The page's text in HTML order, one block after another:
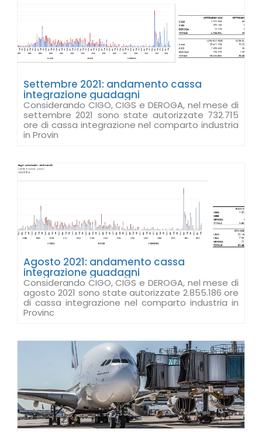
Settembre 2021: andamento cassa
integrazione guadagni
Considerando CIGO, CIGS e DEROGA, nel mese di
settembre 2021 sono state autorizzate 732.715
ore di cassa integrazione nel comparto industria
in Provin
Agosto 2021: andamento cassa
integrazione guadagni
Considerando CIGO, CIGS e DEROGA, nel mese di
agosto 2021 sono state autorizzate 2.855.186 ore
di cassa integrazione nel comparto industria in
Provinc